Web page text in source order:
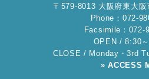
〒579-8013 大阪府東大
Phone：072-
Facsimile：072-
OPEN / 8:30
CLOSE / Monday・3rd
» ACCESS